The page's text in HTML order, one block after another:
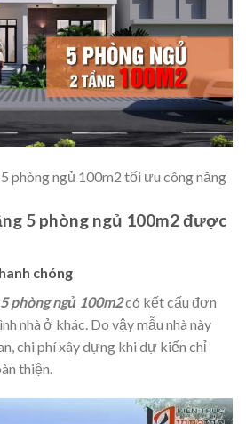
phòng ngủ 100m2 tối ưu công năng
5 phòng ngủ 100m2 được
chóng
phòng ngủ 100m2có kết cấu đơn
nhà ở khác. Do vậy mẫu nhà này
chi phí xây dựng khi dự kiến chỉ
thiện.